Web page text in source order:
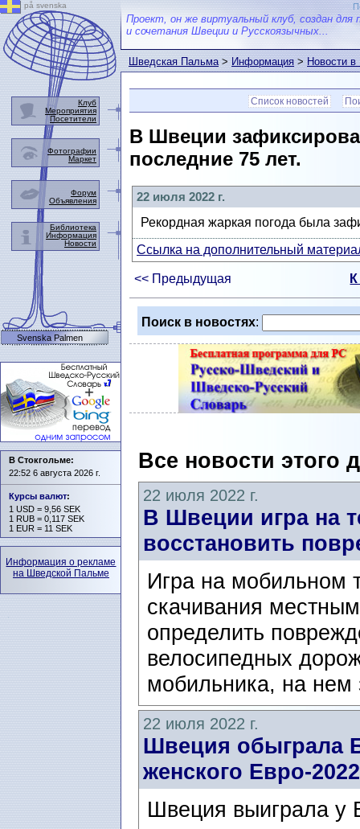
Проект, он же виртуальный клуб, создан для
и сочетания Швеции и Русскоязычных...
Шведская Пальма>Информация>Новости
Список новостей
В Швеции
последние 75 лет.
22 июля 2022 г.
Рекордная жаркая погода была
Ссылка на дополнительный
<< Предыдущая
Поиск в новостях:
Все новости этого
22 июля 2022 г.
В Швеции игра на
восстановить
Игра на мобильном
скачивания
определить
велосипедных
мобильника, на
22 июля 2022 г.
Швеция обыграла
женского Евро-2022
Швеция выиграла у
på svenska
Клуб
Мероприятия
Посетители
Фотографии
Маркет
Форум
Объявления
Библиотека
Информация
Новости
Svenska Palmen
В Стокгольме:
22:52 6 августа 2026 г.
Курсы валют:
1 USD = 9,56 SEK
1 RUB = 0,117 SEK
1 EUR = 11 SEK
Информация о рекламе
на Шведской Пальме